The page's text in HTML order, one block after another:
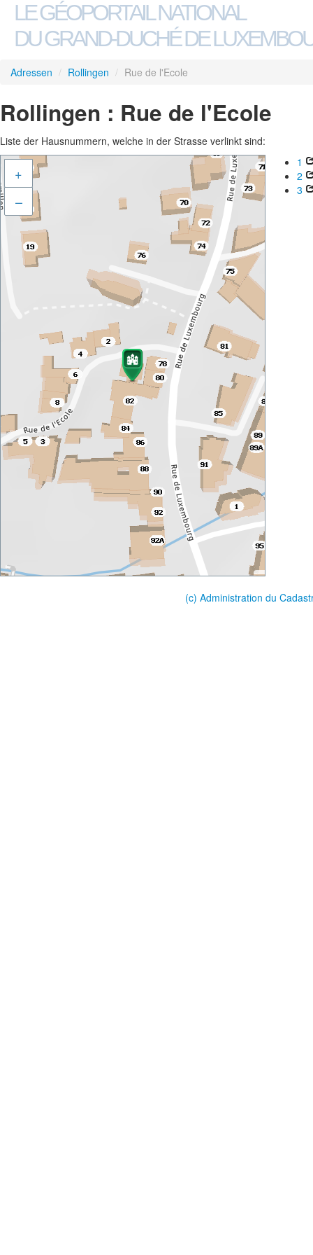
LE GÉOPORTAIL NATIONAL
DU GRAND-DUCHÉ DE
Adressen / Rollingen / Rue de l'Ecole
Rollingen : Rue de l'Ecole
Liste der Hausnummern, welche in der Strasse verlinkt sind:
+
–
1
2
3
(c) Administration du